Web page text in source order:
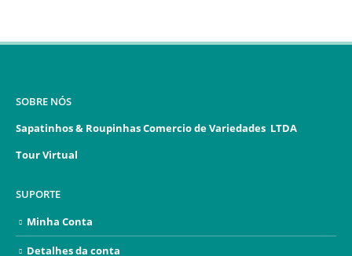
SOBRE NÓS
Sapatinhos & Roupinhas Comercio de Variedades LTDA
Tour Virtual
SUPORTE
Minha Conta
Detalhes da conta